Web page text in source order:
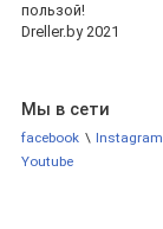
пользой!
Dreller.by 2021
Мы в сети
facebook \ Instagram
Youtube